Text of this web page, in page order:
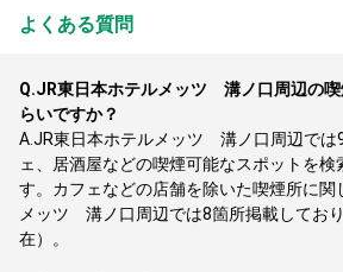
よくある質問
Q.JR東日本ホテルメッツ 溝ノ口周辺の喫
らいですか？
A.JR東日本ホテルメッツ 溝ノ口周辺では
ェ、居酒屋などの喫煙可能なスポットを
す。カフェなどの店舗を除いた喫煙所に関
メッツ 溝ノ口周辺では8箇所掲載してお
在）。